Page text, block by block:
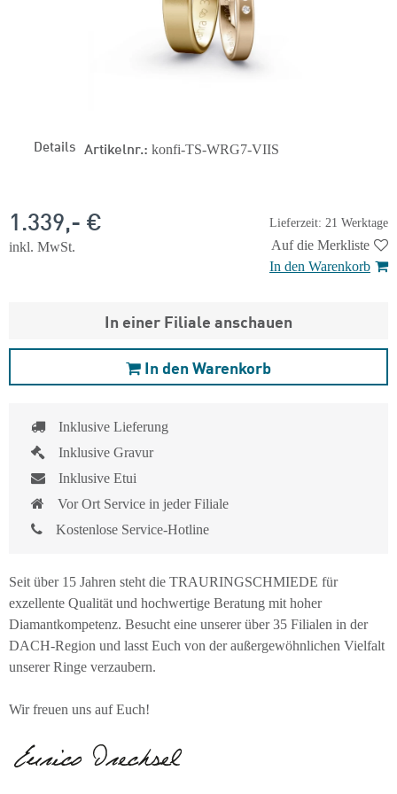
Details Artikelnr.: konfi-TS-WRG7-VIIS
Lieferzeit: 21 Werktage
1.339,- €
inkl. MwSt.
Auf die Merkliste
In den Warenkorb
In einer Filiale anschauen
In den Warenkorb
Inklusive Lieferung
Inklusive Gravur
Inklusive Etui
Vor Ort Service in jeder Filiale
Kostenlose Service-Hotline
Seit über 15 Jahren steht die TRAURINGSCHMIEDE für
exzellente Qualität und hochwertige Beratung mit hoher
Diamantkompetenz. Besucht eine unserer über 35 Filialen in der
DACH-Region und lasst Euch von der außergewöhnlichen Vielfalt
unserer Ringe verzaubern.
Wir freuen uns auf Euch!